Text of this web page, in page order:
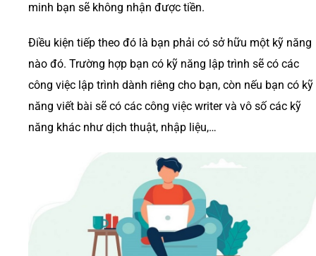
minh bạn sẽ không nhận được tiền.
Điều kiện tiếp theo đó là bạn phải có sở hữu một kỹ năng
nào đó. Trường hợp bạn có kỹ năng lập trình sẽ có các
công việc lập trình dành riêng cho bạn, còn nếu bạn có kỹ
năng viết bài sẽ có các công việc writer và vô số các kỹ
năng khác như dịch thuật, nhập liệu,…